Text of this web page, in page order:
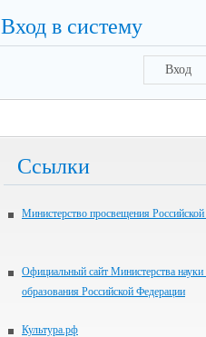
Вход в систему
Вход
Ссылки
Министерство просвещения
Официальный сайт Министерства
образования Российской Федерации
Культура.рф